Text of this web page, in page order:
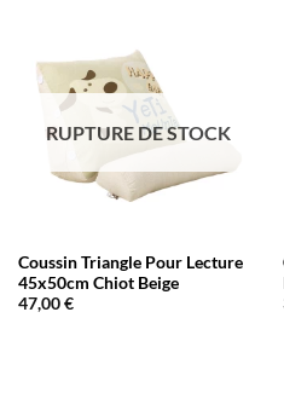
RUPTURE DE STOCK
Coussin Triangle Pour Lecture
45x50cm Chiot Beige
47,00€